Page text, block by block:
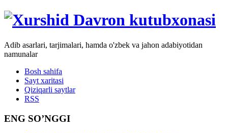
Adib asarlari, tarjimalari, hamda o'zbek va jahon adabiyotidan
namunalar
Bosh sahifa
Sayt xaritasi
Qiziqarli saytlar
RSS
ENG SO’NGGI